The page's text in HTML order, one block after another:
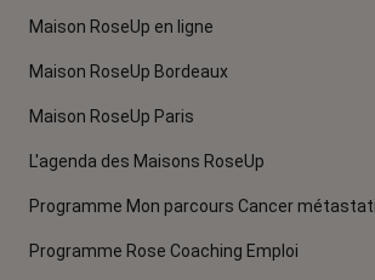
Maison RoseUp en ligne
Maison RoseUp Bordeaux
Maison RoseUp Paris
L'agenda des Maisons RoseUp
Programme Mon parcours Cancer
Programme Rose Coaching Emploi